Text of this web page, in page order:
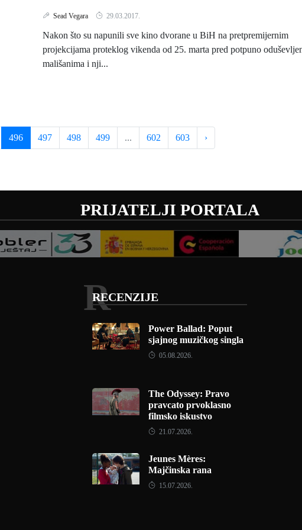
Sead Vegara 29.03.2017.
Nakon što su napunili sve kino dvorane u BiH na pretpremijernim
projekcijama proteklog vikenda od 25. marta pred potpuno
mališanima i nji...
496 497 498 499 ... 602 603 ›
PRIJATELJI PORTALA
RECENZIJE
R
Power Ballad: Poput
sjajnog muzičkog singla
05.08.2026.
The Odyssey: Pravo
pravcato prvoklasno
filmsko iskustvo
21.07.2026.
Jeunes Mères:
Majčinska rana
15.07.2026.